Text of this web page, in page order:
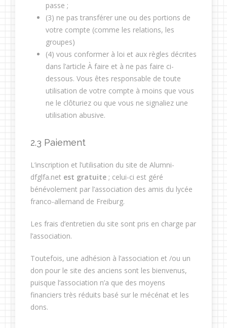
passe ;
(3) ne pas transférer une ou des portions de
votre compte (comme les relations, les
groupes)
(4) vous conformer à loi et aux règles décrites
dans l’article À faire et à ne pas faire ci-
dessous. Vous êtes responsable de toute
utilisation de votre compte à moins que vous
ne le clôturiez ou que vous ne signaliez une
utilisation abusive.
2.3 Paiement
L’inscription et l’utilisation du site de Alumni-
dfglfa.net est gratuite ; celui-ci est géré
bénévolement par l’association des amis du lycée
franco-allemand de Freiburg.
Les frais d’entretien du site sont pris en charge par
l’association.
Toutefois, une adhésion à l’association et /ou un
don pour le site des anciens sont les bienvenus,
puisque l’association n’a que des moyens
financiers très réduits basé sur le mécénat et les
dons.